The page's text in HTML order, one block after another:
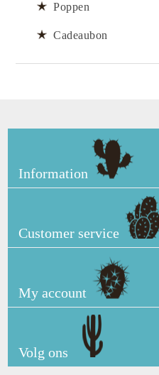
Poppen
Cadeaubon
Information
Customer service
My account
Volg ons